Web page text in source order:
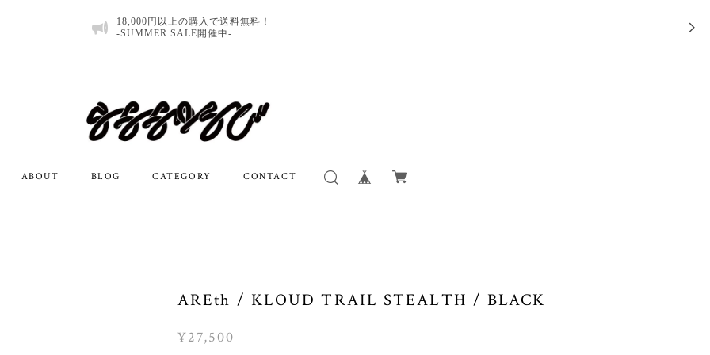
18,000円以上の購入で送料無料！
-SUMMER SALE開催中-
ABOUT BLOG CATEGORY CONTACT
AREth / KLOUD TRAIL STEALTH / BLACK
¥27,500